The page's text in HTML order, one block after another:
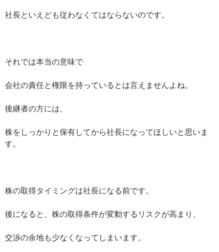
社長といえども従わなくてはならないのです。
それでは本当の意味で
会社の責任と権限を持っているとは言えませんよね。
後継者の方には、
株をしっかりと保有してから社長になってほしいと思いま
す。
株の取得タイミングは社長になる前です。
後になると、株の取得条件が変動するリスクが高まり、
交渉の余地も少なくなってしまいます。